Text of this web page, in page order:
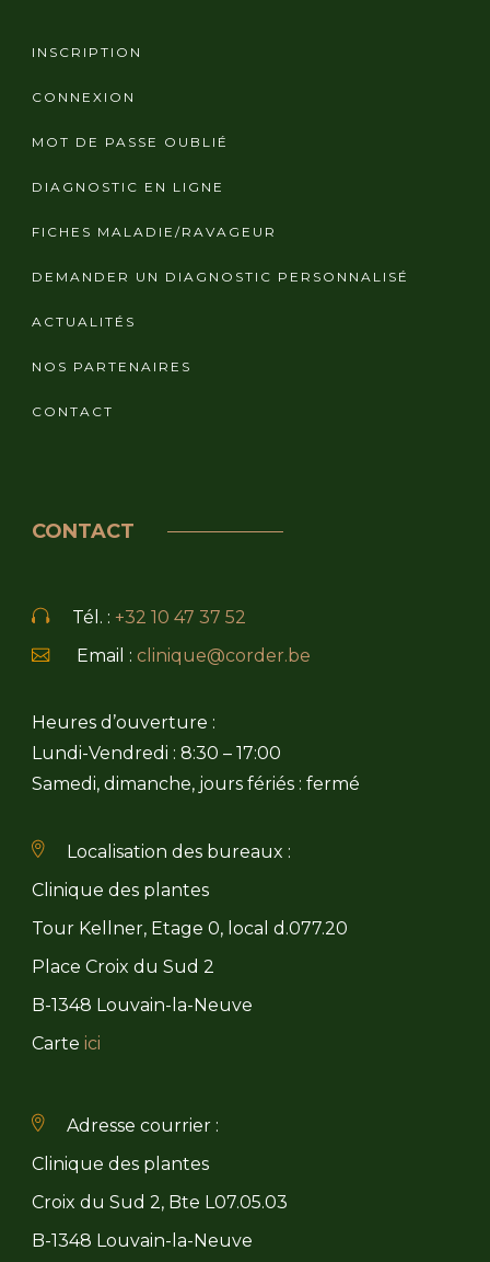
INSCRIPTION
CONNEXION
MOT DE PASSE OUBLIÉ
DIAGNOSTIC EN LIGNE
FICHES MALADIE/RAVAGEUR
DEMANDER UN DIAGNOSTIC PERSONNALISÉ
ACTUALITÉS
NOS PARTENAIRES
CONTACT
CONTACT
Tél. : +32 10 47 37 52
Email : clinique@corder.be
Heures d’ouverture :
Lundi-Vendredi : 8:30 – 17:00
Samedi, dimanche, jours fériés : fermé
Localisation des bureaux :
Clinique des plantes
Tour Kellner, Etage 0, local d.077.20
Place Croix du Sud 2
B-1348 Louvain-la-Neuve
Carte ici
Adresse courrier :
Clinique des plantes
Croix du Sud 2, Bte L07.05.03
B-1348 Louvain-la-Neuve